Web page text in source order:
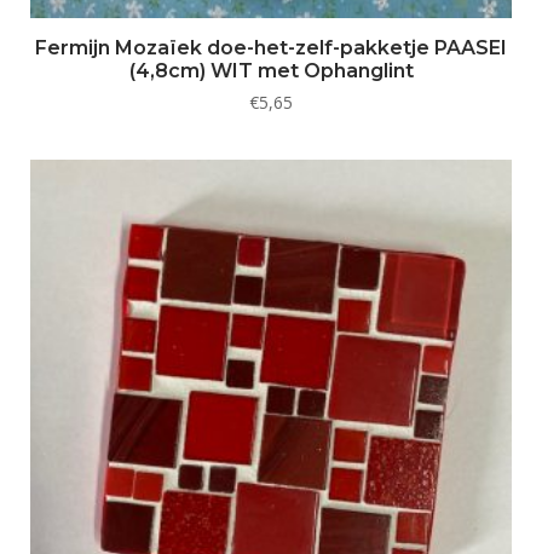
Fermijn Mozaïek doe-het-zelf-pakketje PAASEI
(4,8cm) WIT met Ophanglint
€5,65